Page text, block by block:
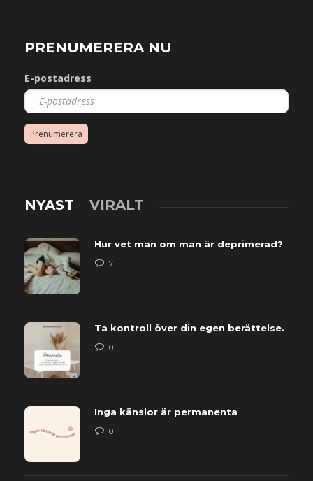
PRENUMERERA NU
E-postadress
Prenumerera
NYAST VIRALT
Hur vet man om man är deprimerad?
7
Ta kontroll över din egen berättelse.
0
Inga känslor är permanenta
0